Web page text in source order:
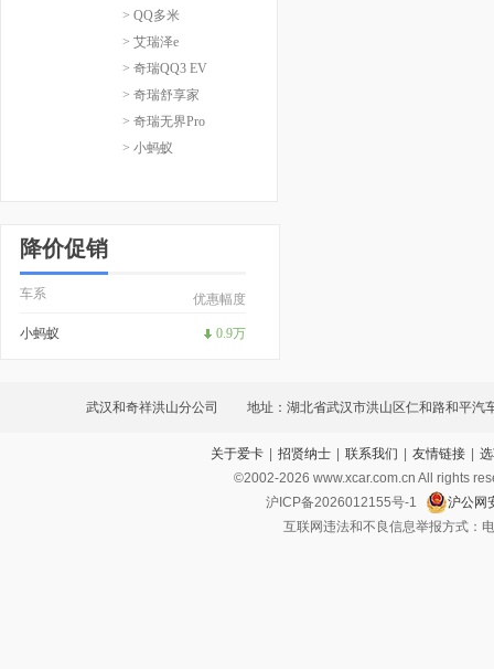
> QQ多米
> 艾瑞泽e
> 奇瑞QQ3 EV
> 奇瑞舒享家
> 奇瑞无界Pro
> 小蚂蚁
降价促销
车系 优惠幅度
小蚂蚁 0.9万
武汉和奇祥洪山分公司 地址：湖北省武汉市洪山区仁和路和平汽
关于爱卡 | 招贤纳士 | 联系我们 | 友情链接 |
©2002-2026 www.xcar.com.cn All rights
沪ICP备2026012155号-1
沪公网
互联网违法和不良信息举报方式：